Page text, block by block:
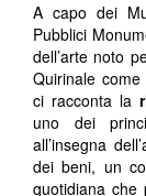
A capo dei
Pubblici
dell’arte noto
Quirinale
ci racconta la
uno dei
all’insegna
dei beni, un
quotidiana che